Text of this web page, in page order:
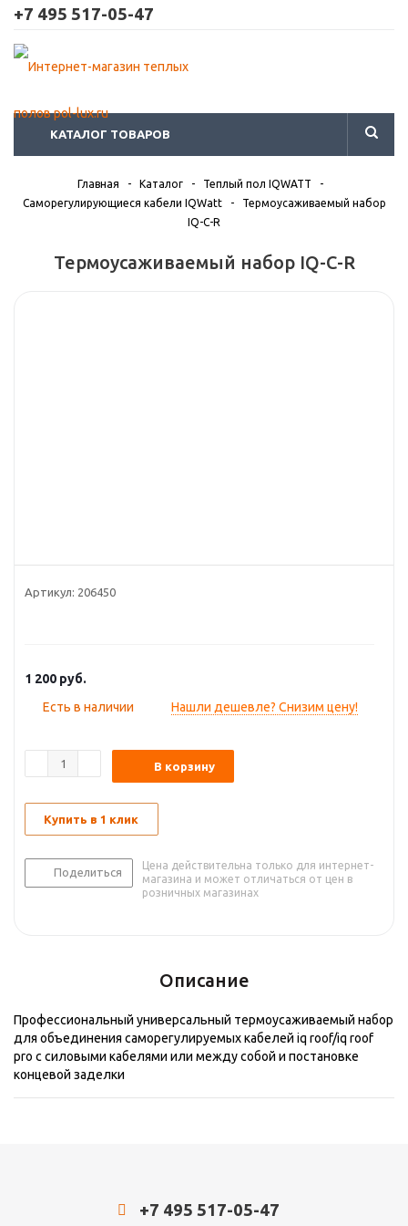
+7 495 517-05-47
КАТАЛОГ ТОВАРОВ
Главная - Каталог - Теплый пол IQWATT
-
Саморегулирующиеся кабели IQWatt
-
Термоусаживаемый набор
IQ-С-R
Термоусаживаемый набор IQ-С-R
Артикул: 206450
1 200 руб.
Есть в наличии
Нашли дешевле? Снизим цену!
В корзину
Купить в 1 клик
Поделиться
Цена действительна только для интернет-
магазина и может отличаться от цен в
розничных магазинах
Описание
Профессиональный универсальный термоусаживаемый набор
для объединения саморегулируемых кабелей iq roof/iq roof
pro с силовыми кабелями или между собой и постановке
концевой заделки
+7 495 517-05-47